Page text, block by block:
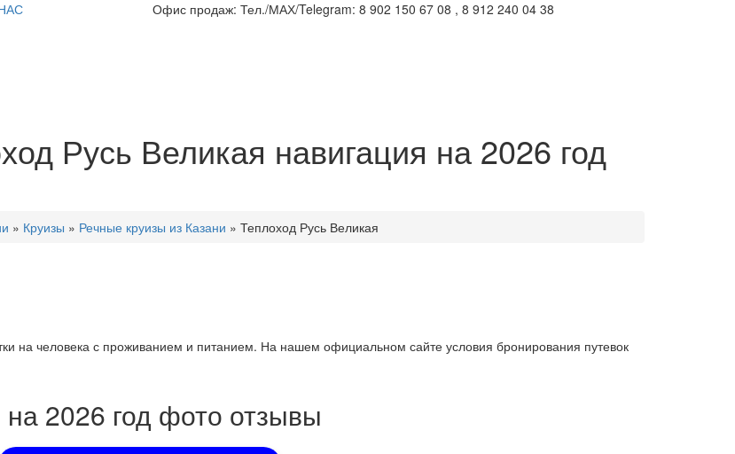
Офис продаж: Тел./МАХ/Telegram: 8 902 150 67 08 , 8 912 240 04 38
Русь Великая навигация на 2026 год
» Круизы » Речные круизы из Казани » Теплоход Русь Великая
на человека с проживанием и питанием. На нашем официальном сайте условия бронирования путевок
2026 год фото отзывы